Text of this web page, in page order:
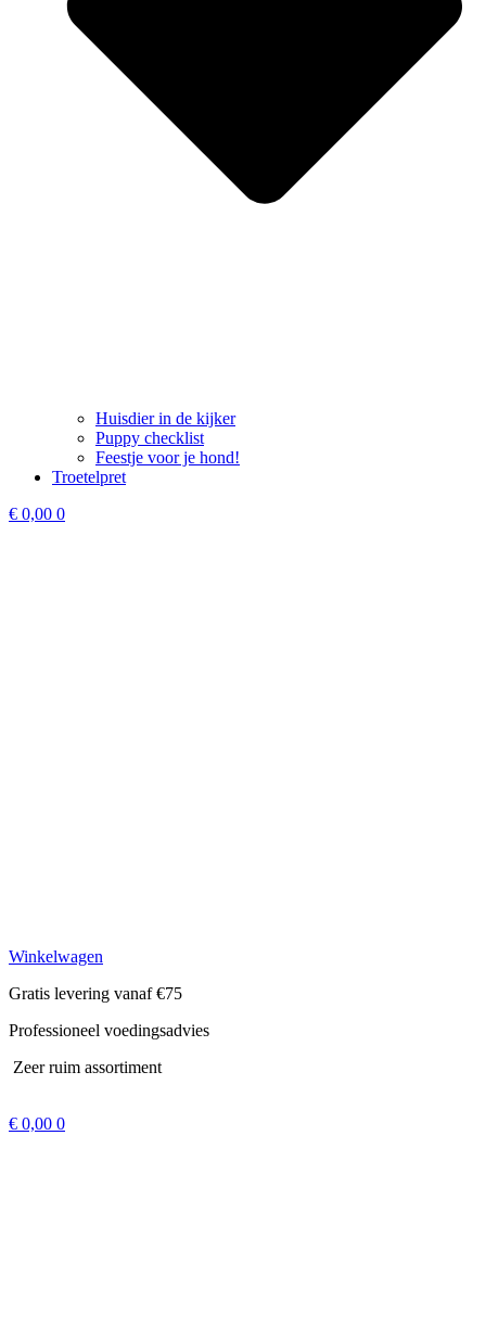
Huisdier in de kijker
Puppy checklist
Feestje voor je hond!
Troetelpret
€ 0,00 0
Winkelwagen
Gratis levering vanaf €75
Professioneel voedingsadvies
Zeer ruim assortiment
€ 0,00 0